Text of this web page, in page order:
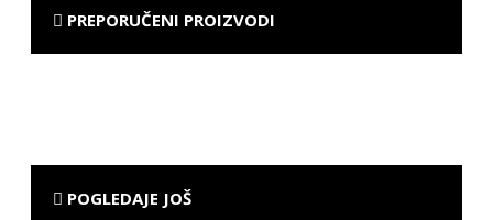
PREPORUČENI PROIZVODI
POGLEDAJE JOŠ